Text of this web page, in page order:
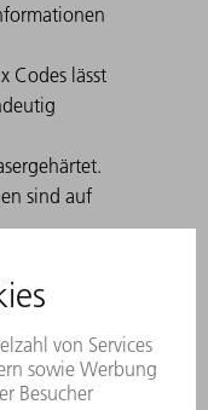
Codes lässt
sind auf